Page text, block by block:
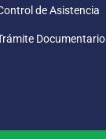
de Asistencia
Documentario